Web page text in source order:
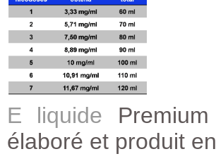
E liquide
élaboré et produit